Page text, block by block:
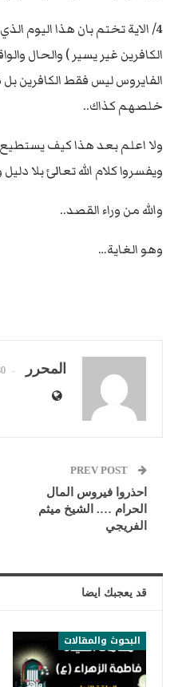
4/ الاية تختم بان هذا اليوم
الكافرين غير يسير ) والحال
الفايروس ليس فقط الكافرين
خلصهم كذاك..
ولا اعلم بعد هذا كيف يستطيع
ويفسروا كلام الله تعالئ بلا
والله من وراء القصد..
وهو الغاية…
المحرر
احذروا فيروس المال
الحرام …. الشيخ ميثم
الفريجي
قد يعجبك ايضا
البحوث والمقالات